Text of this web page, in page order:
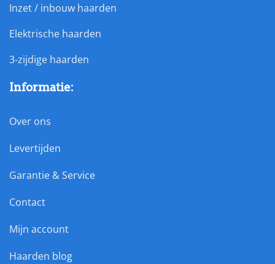
Inzet / inbouw haarden
Elektrische haarden
3-zijdige haarden
Informatie:
Over ons
Levertijden
Garantie & Service
Contact
Mijn account
Haarden blog